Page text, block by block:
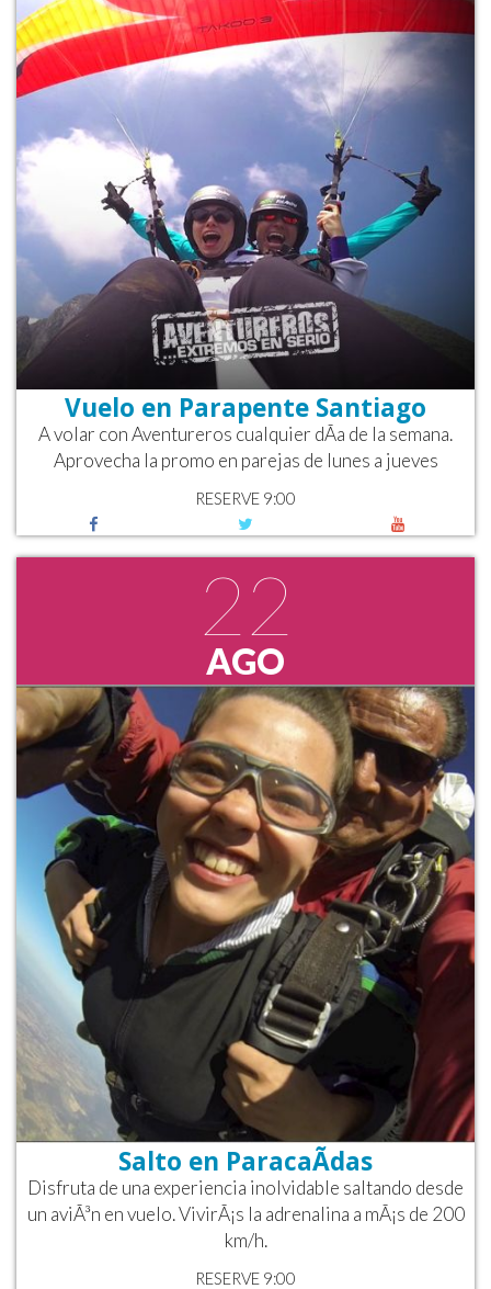
Vuelo en Parapente Santiago
A volar con Aventureros cualquier dÃ­a de la semana.
Aprovecha la promo en parejas de lunes a jueves
RESERVE 9:00
22
AGO
Salto en ParacaÃ­das
Disfruta de una experiencia inolvidable saltando desde
un aviÃ³n en vuelo. VivirÃ¡s la adrenalina a mÃ¡s de 200
km/h.
RESERVE 9:00